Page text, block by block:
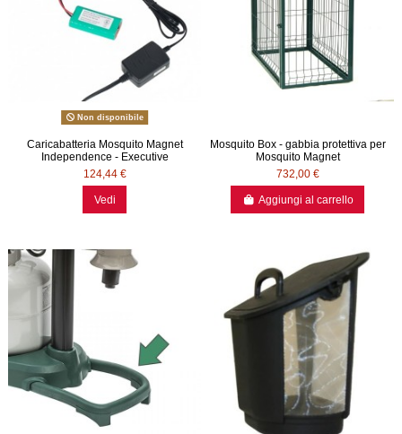
Non disponibile
Caricabatteria Mosquito Magnet
Independence - Executive
124,44 €
Vedi
Mosquito Box - gabbia protettiva per
Mosquito Magnet
732,00 €
Aggiungi al carrello